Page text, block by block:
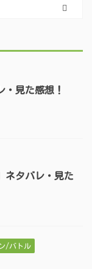
・見た感想！
ネタバレ・見た
/バトル